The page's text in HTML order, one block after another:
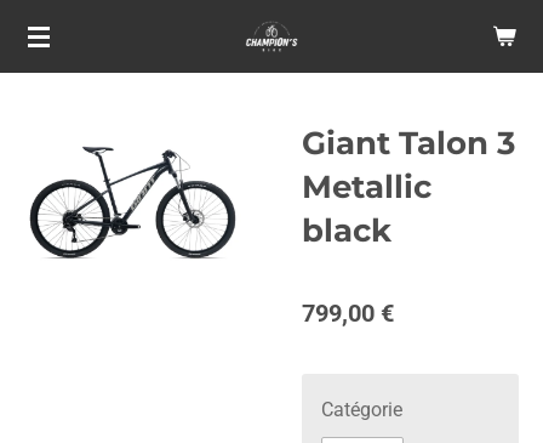
Passer
Giant Talon 3
Metallic
black
799,00 €
Catégorie